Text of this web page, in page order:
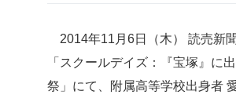
2014年11月6日（木） 読売新
「スクールデイズ：『宝塚』に
祭」にて、附属高等学校出身者